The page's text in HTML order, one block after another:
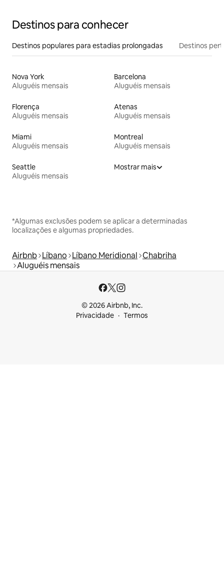
Destinos para conhecer
Destinos populares para estadias prolongadas Destinos
Nova York
Aluguéis mensais
Barcelona
Aluguéis mensais
Florença
Aluguéis mensais
Atenas
Aluguéis mensais
Miami
Aluguéis mensais
Montreal
Aluguéis mensais
Seattle
Aluguéis mensais
Mostrar mais
*Algumas exclusões podem se aplicar a determinadas
localizações e algumas propriedades.
Airbnb Líbano Líbano Meridional Chabriha
Aluguéis mensais
© 2026 Airbnb, Inc.
Privacidade
Termos